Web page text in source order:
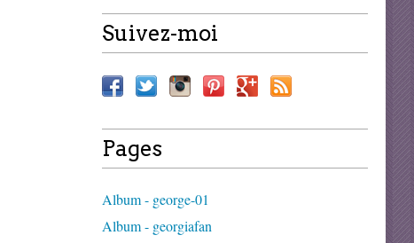
Suivez-moi
Pages
Album - george-01
Album - georgiafan